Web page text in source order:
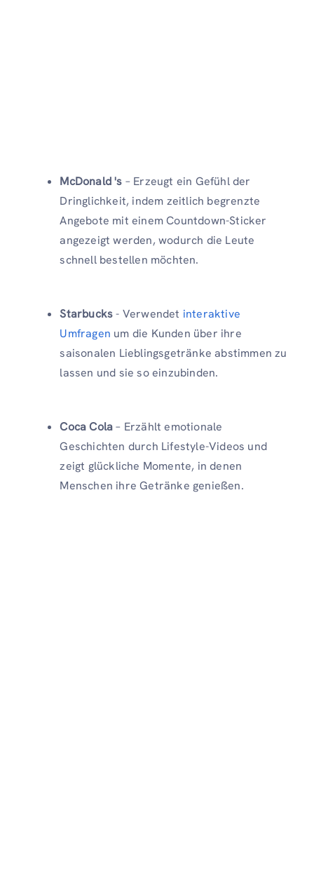
McDonald 's – Erzeugt ein Gefühl der
Dringlichkeit, indem zeitlich begrenzte
Angebote mit einem Countdown-Sticker
angezeigt werden, wodurch die Leute
schnell bestellen möchten.
Starbucks- Verwendet interaktive
Umfragen um die Kunden über ihre
saisonalen Lieblingsgetränke abstimmen zu
lassen und sie so einzubinden.
Coca Cola– Erzählt emotionale
Geschichten durch Lifestyle-Videos und
zeigt glückliche Momente, in denen
Menschen ihre Getränke genießen.